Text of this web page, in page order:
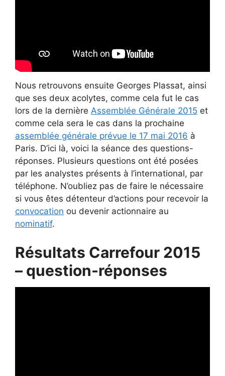
Nous retrouvons ensuite Georges Plassat, ainsi
que ses deux acolytes, comme cela fut le cas
lors de la dernière Assemblée Générale 2015 et
comme cela sera le cas dans la prochaine
assemblée générale prévue le 17 mai 2016 à
Paris. D’ici là, voici la séance des questions-
réponses. Plusieurs questions ont été posées
par les analystes présents à l’international, par
téléphone. N’oubliez pas de faire le nécessaire
si vous êtes détenteur d’actions pour recevoir la
convocation ou devenir actionnaire au
nominatif.
Résultats Carrefour 2015
– question-réponses